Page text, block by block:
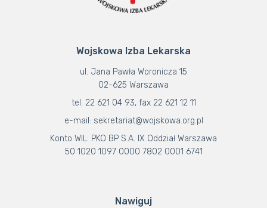
Wojskowa Izba Lekarska
ul. Jana Pawła Woronicza 15
02-625 Warszawa
tel. 22 621 04 93, fax 22 621 12 11
e-mail: sekretariat@wojskowa.org.pl
Konto WIL: PKO BP S.A. IX Oddział Warszawa
50 1020 1097 0000 7802 0001 6741
Nawiguj